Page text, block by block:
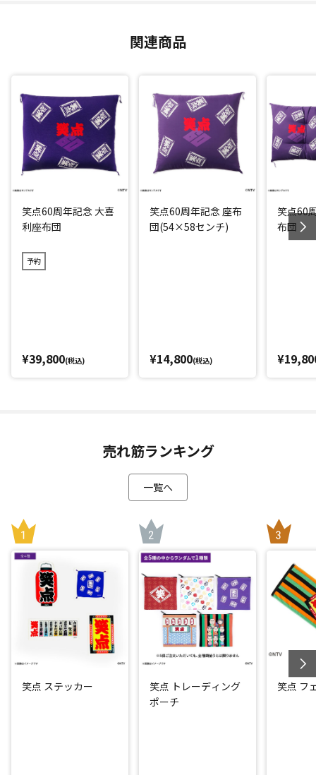
関連商品
笑点60周年記念 大喜
利座布団
予約
¥39,800(税込)
笑点60周年記念 座布
団(54×58センチ)
¥14,800(税込)
笑点60
布団
売れ筋ランキング
一覧へ
笑点 ステッカー
笑点 トレーディング
ポーチ
笑点 フ